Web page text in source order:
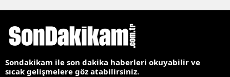
Sondakikam ile son dakika haberleri okuyabilir ve
sıcak gelişmelere göz atabilirsiniz.